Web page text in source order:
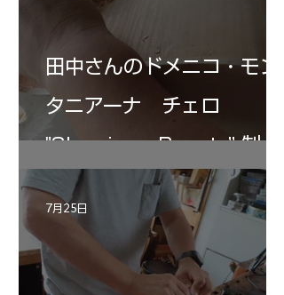
田中さんのドメニコ・モン
タニアーナ チェロ
"Sleeping・Beauty” 制作
記 30
7月25日